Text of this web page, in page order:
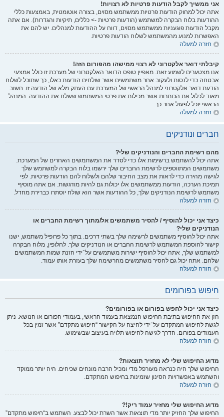
אני ממשיך לקבל הודעות פרטיות לא רצויות!
אתה יכול למחוק הודעות פרטיות ממשתמש מסוים, בצורה אוטומטית, באמצעות כללי
ההודעות בלוח הבקרה למשתמש (הודעות פרטיות -> כללים, תיקיות והגדרות). אם אתה
מקבל הודעות פוגעניות ממשתמש מסוים, דווח על ההודעות למנהלים. יש להם את
האפשרות למנוע מהמשתמש לשלוח הודעות פרטיות.
חזרה למעלה
קיבלתי דואר אלקטרוני לא רצוי ממישהו מהפורום הזה!
אנו מצטערים לשמוע זאת. מאפיין טופס הדואר האלקטרוני של מערכת זו כולל אמצעי
אבטחה כדי לנסות ולעקוב אחר משתמשים אשר שולחים הודעות כאלו, כך שתוכל לשלוח
הודעת דואר אלקטרוני למנהל הראשי של המערכת עם העתק מלא של הודעה זו. חשוב
מאוד לכלול את הכותרות אשר מכילות את פרטי המשתמש ששלח את ההודעה. המנהל
הראשי יוכל לפעול אחר כך.
חזרה למעלה
חברים ונודניקים
מהם רשימת החברים והנודניקים שלי?
אתה יכול להשתמש ברשימות אלו כדי לסדר את המשתמשים האחרים של המערכת.
משתמשים המתווספים לרשימת החברים שלך ירשמו בלוח הבקרה למשתמש שלך
לגישה מהירה כדי לראות את מצב החיבור שלהם ולשלוח להם הודעות פרטיות. לפי
תמיכת הערכה, הודעות ממשתמשים אלו יכולות גם להיות מודגשות. אם אתה מוסיף
משתמש לרשימת הנודניקים שלך, כל ההודעות אשר הוא שולח יוסתרו כברירת מחדל.
חזרה למעלה
כיצד אני יכול להוסיף / להסיר משתמשים אל/מתוך רשימת החברים או
הנודניקים שלי?
אתה יכול להוסיף משתמשים לרשימה שלך בשתי דרכים. בתוך כל פרופיל משתמש, ישנו
קישור להוספת המשתמש לרשימת החברים או הנודניקים שלך. לחלופין, מלוח הבקרה
למשתמש שלך, אתה יכול להוסיף ישירות משתמשים על־ידי הזנת שמות המשתמשים
שלהם. אתה יכול גם להסיר משתמשים מהרשימה שלך בעזרת אותו עמוד.
חזרה למעלה
חיפוש בפורומים
כיצד אני יכול לחפש בפורום או בפורומים?
הזן את החיפוש בתיבת החיפוש הנמצאת בעמוד הראשי, בעמודי הפורום או הנושא. ניתן
לגשת לחיפוש המתקדם על־ידי לחיצה על הקישור “חיפוש מתקדם” אשר זמין בכל
העמודים בפורום. הדרך לגישה לחיפוש תלויה בעיצוב שבשימוש.
חזרה למעלה
מדוע החיפוש שלי לא מחזיר תוצאות?
החיפוש שלך היה כנראה מעורפל מדי ומכיל הרבה מונחים שכיחים. היה יותר ממוקד
והשתמש באפשרויות הסינון שזמינות בחיפוש המתקדם.
חזרה למעלה
מדוע החיפוש שלי מחזיר עמוד ריק!?
החיפוש שלך החזיק יותר מדי תוצאות אשר השרת יכול לבצע. השתמש ב“חיפוש מתקדם”